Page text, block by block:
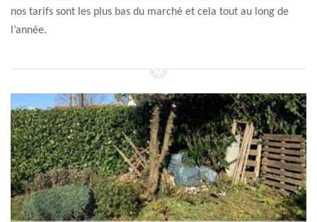
nos tarifs sont les plus bas du marché et cela tout au long de
l’année.